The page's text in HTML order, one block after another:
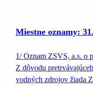
Miestne oznamy:
1/ Oznam ZSVS, a.s. o
Z dôvodu
vodných zdrojov žiada